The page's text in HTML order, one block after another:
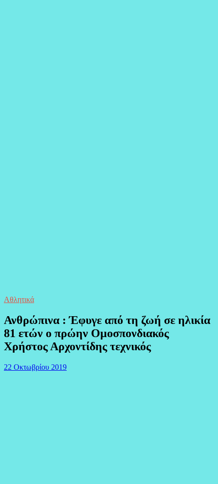
Αθλητικά
Ανθρώπινα : Έφυγε από τη ζωή σε ηλικία
81 ετών ο πρώην Ομοσπονδιακός
Χρήστος Αρχοντίδης τεχνικός
22 Οκτωβρίου 2019